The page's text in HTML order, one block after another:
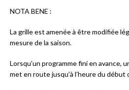
NOTA BENE :
La grille est amenée à être modifiée
mesure de la saison.
Lorsqu’un programme fini en avance,
met en route jusqu’à l’heure du début